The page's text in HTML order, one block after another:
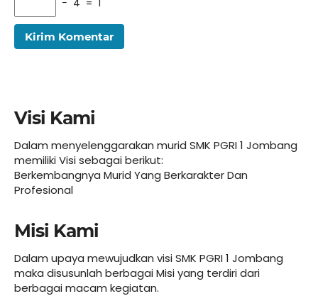
Visi Kami
Dalam menyelenggarakan murid SMK PGRI 1 Jombang
memiliki Visi sebagai berikut:
Berkembangnya Murid Yang Berkarakter Dan
Profesional
Misi Kami
Dalam upaya mewujudkan visi SMK PGRI 1 Jombang
maka disusunlah berbagai Misi yang terdiri dari
berbagai macam kegiatan.